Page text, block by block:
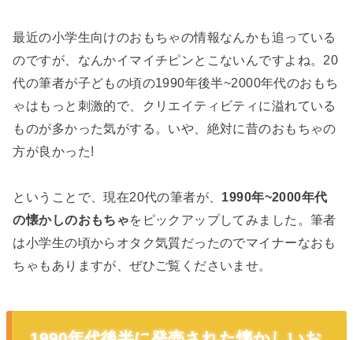
最近の小学生向けのおもちゃの情報なんかも追っている
のですが、なんかイマイチピンとこないんですよね。20
代の筆者が子どもの頃の1990年後半~2000年代のおもち
ゃはもっと刺激的で、クリエイティビティに溢れている
ものが多かった気がする。いや、絶対に昔のおもちゃの
方が良かった!
ということで、現在20代の筆者が、 1990年~2000年代
の懐かしのおもちゃをピックアップしてみました。筆者
は小学生の頃からオタク気質だったのでマイナーなおも
ちゃもありますが、ぜひご覧くださいませ。